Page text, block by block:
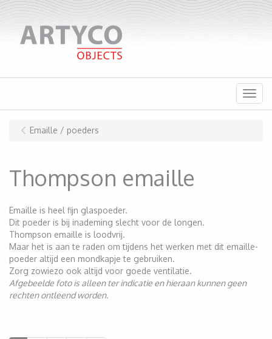
Menu
Emaille / poeders
Thompson emaille
Emaille is heel fijn glaspoeder.
Dit poeder is bij inademing slecht voor de longen.
Thompson emaille is loodvrij.
Maar het is aan te raden om tijdens het werken met dit emaille-
poeder altijd een mondkapje te gebruiken.
Zorg zowiezo ook altijd voor goede ventilatie.
Afgebeelde foto is alleen ter indicatie en hieraan kunnen geen
rechten ontleend worden.